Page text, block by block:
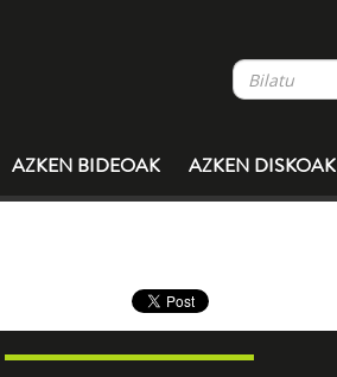
AZKEN BIDEOAK AZKEN DISKOAK